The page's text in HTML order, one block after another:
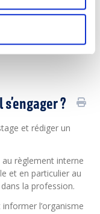
contractantes.
convention de
dès que
?
et rédiger un
règlement interne
et en particulier au
la profession.
l’organisme